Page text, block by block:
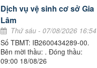
Dịch vụ vệ sinh cơ sở Gia
Lâm
Thứ sáu - 07/08/2026 16:54
Số TBMT: IB2600434289-00.
Bên mời thầu: . Đóng thầu:
09:00 18/08/26